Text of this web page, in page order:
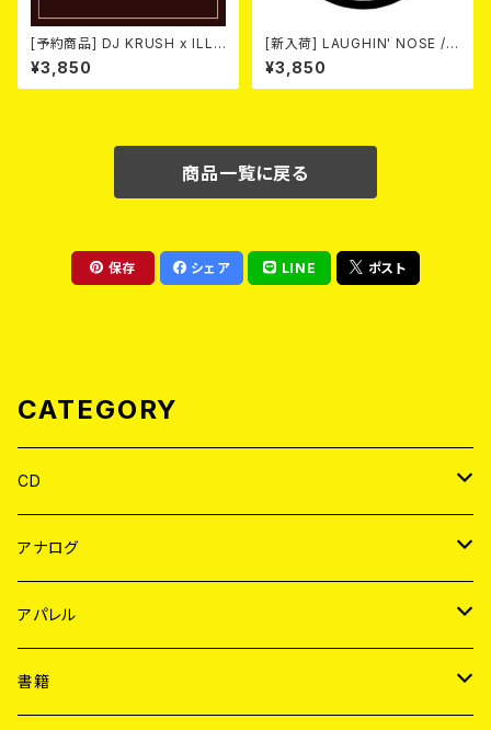
[予約商品] DJ KRUSH x ILL-
BOSSTINO / XO (CD)(通常
盤) 2026年8月5日発売！
¥3,850
[新入荷] LAUGHIN' NOSE / P
USSY FOR SALE (LP)
¥3,850
商品一覧に戻る
保存 シェア LINE ポスト
CATEGORY
CD
JAPAN
WORLD
アナログ
JAPAN
７EP
WORLD
アパレル
JAPAN
書籍